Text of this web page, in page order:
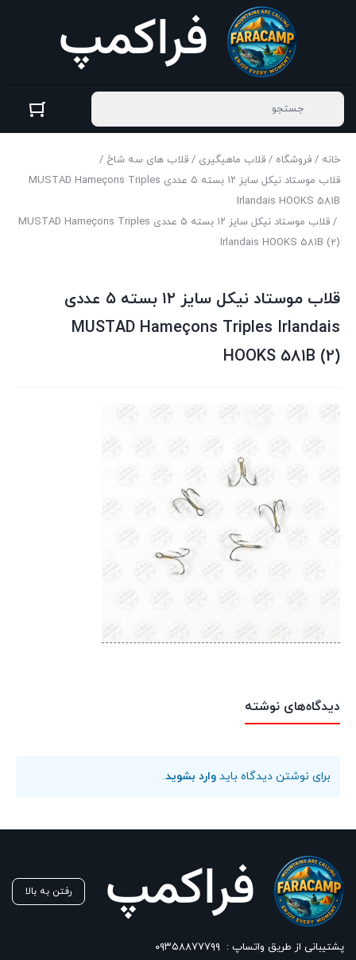
خانه / فروشگاه / قلاب ماهیگیری / قلاب های سه شاخ /
قلاب موستاد نیکل سایز ۱۲ بسته ۵ عددی MUSTAD Hameçons Triples
Irlandais HOOKS 581B
/ قلاب موستاد نیکل سایز ۱۲ بسته ۵ عددی MUSTAD Hameçons Triples
Irlandais HOOKS 581B (2)
قلاب موستاد نیکل سایز ۱۲ بسته ۵ عددی
MUSTAD Hameçons Triples Irlandais
HOOKS 581B (2)
دیدگاه‌های نوشته
برای نوشتن دیدگاه باید وارد بشوید.
رفتن به بالا
پشتیبانی از طریق واتساپ : ۰۹۳۵۸۸۷۷۷۹۹